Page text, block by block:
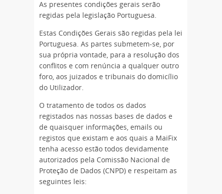
As presentes condições gerais serão
regidas pela legislação Portuguesa.
Estas Condições Gerais são regidas pela lei
Portuguesa. As partes submetem-se, por
sua própria vontade, para a resolução dos
conflitos e com renúncia a qualquer outro
foro, aos juizados e tribunais do domicílio
do Utilizador.
O tratamento de todos os dados
registados nas nossas bases de dados e
de quaisquer informações, emails ou
registos que existam e aos quais a MaiFix
tenha acesso estão todos devidamente
autorizados pela Comissão Nacional de
Proteção de Dados (CNPD) e respeitam as
seguintes leis: